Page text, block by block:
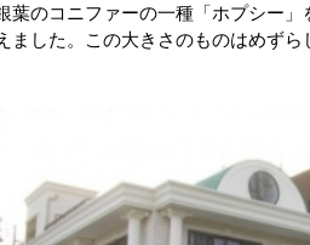
葉のコニファーの一種「ホプシー
ました。この大きさのものはめずら